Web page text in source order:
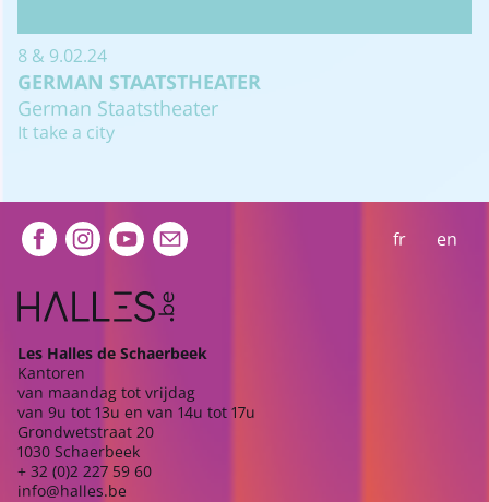
8 & 9.02.24
GERMAN STAATSTHEATER
German Staatstheater
It take a city
Extra navigation fr en
Les Halles de Schaerbeek
Kantoren
van maandag tot vrijdag
van 9u tot 13u en van 14u tot 17u
Grondwetstraat 20
1030 Schaerbeek
+ 32 (0)2 227 59 60
info@halles.be